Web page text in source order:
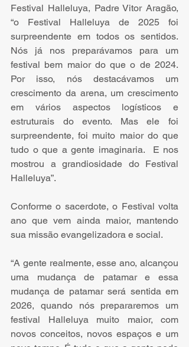
Festival Halleluya, Padre Vitor Aragão,
“o Festival Halleluya de 2025 foi
surpreendente em todos os sentidos.
Nós já nos preparávamos para um
festival bem maior do que o de 2024.
Por isso, nós destacávamos um
crescimento da arena, um crescimento
em vários aspectos logísticos e
estruturais do evento. Mas ele foi
surpreendente, foi muito maior do que
tudo o que a gente imaginaria.  E nos
mostrou a grandiosidade do Festival
Halleluya”.
Conforme o sacerdote, o Festival volta
ano que vem ainda maior, mantendo
sua missão evangelizadora e social.
“A gente realmente, esse ano, alcançou
uma mudança de patamar e essa
mudança de patamar será sentida em
2026, quando nós prepararemos um
festival Halleluya muito maior, com
novos conceitos, novos espaços e um